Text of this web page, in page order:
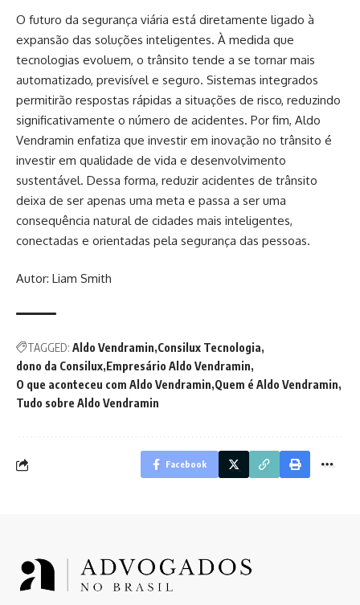
O futuro da segurança viária está diretamente ligado à
expansão das soluções inteligentes. À medida que
tecnologias evoluem, o trânsito tende a se tornar mais
automatizado, previsível e seguro. Sistemas integrados
permitirão respostas rápidas a situações de risco, reduzindo
significativamente o número de acidentes. Por fim, Aldo
Vendramin enfatiza que investir em inovação no trânsito é
investir em qualidade de vida e desenvolvimento
sustentável. Dessa forma, reduzir acidentes de trânsito
deixa de ser apenas uma meta e passa a ser uma
consequência natural de cidades mais inteligentes,
conectadas e orientadas pela segurança das pessoas.
Autor: Liam Smith
TAGGED: Aldo Vendramin Consilux Tecnologia
dono da Consilux Empresário Aldo Vendramin
O que aconteceu com Aldo Vendramin Quem é Aldo Vendramin
Tudo sobre Aldo Vendramin
Facebook